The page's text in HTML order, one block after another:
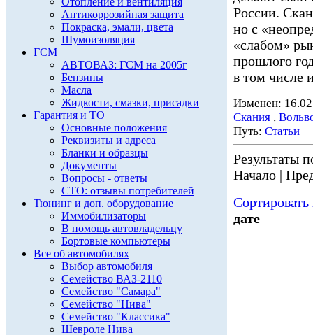
Антикоррозийная защита
Покраска, эмали, цвета
Шумоизоляция
ГСМ
АВТОВАЗ: ГСМ на 2005г
Бензины
Масла
Жидкости, смазки, присадки
Гарантия и ТО
Основные положения
Реквизиты и адреса
Бланки и образцы
Документы
Вопросы - ответы
СТО: отзывы потребителей
Тюнинг и доп. оборудование
Иммобилизаторы
В помощь автовладельцу
Бортовые компьютеры
Все об автомобилях
Выбор автомобиля
Семейство ВАЗ-2110
Семейство "Самара"
Семейство "Нива"
Семейство "Классика"
Шевроле Нива
России.
но с
«слабом»
прошлого
в том числе
Изменен:
Скания ,
Путь: Статьи
Результаты
Начало |
дате